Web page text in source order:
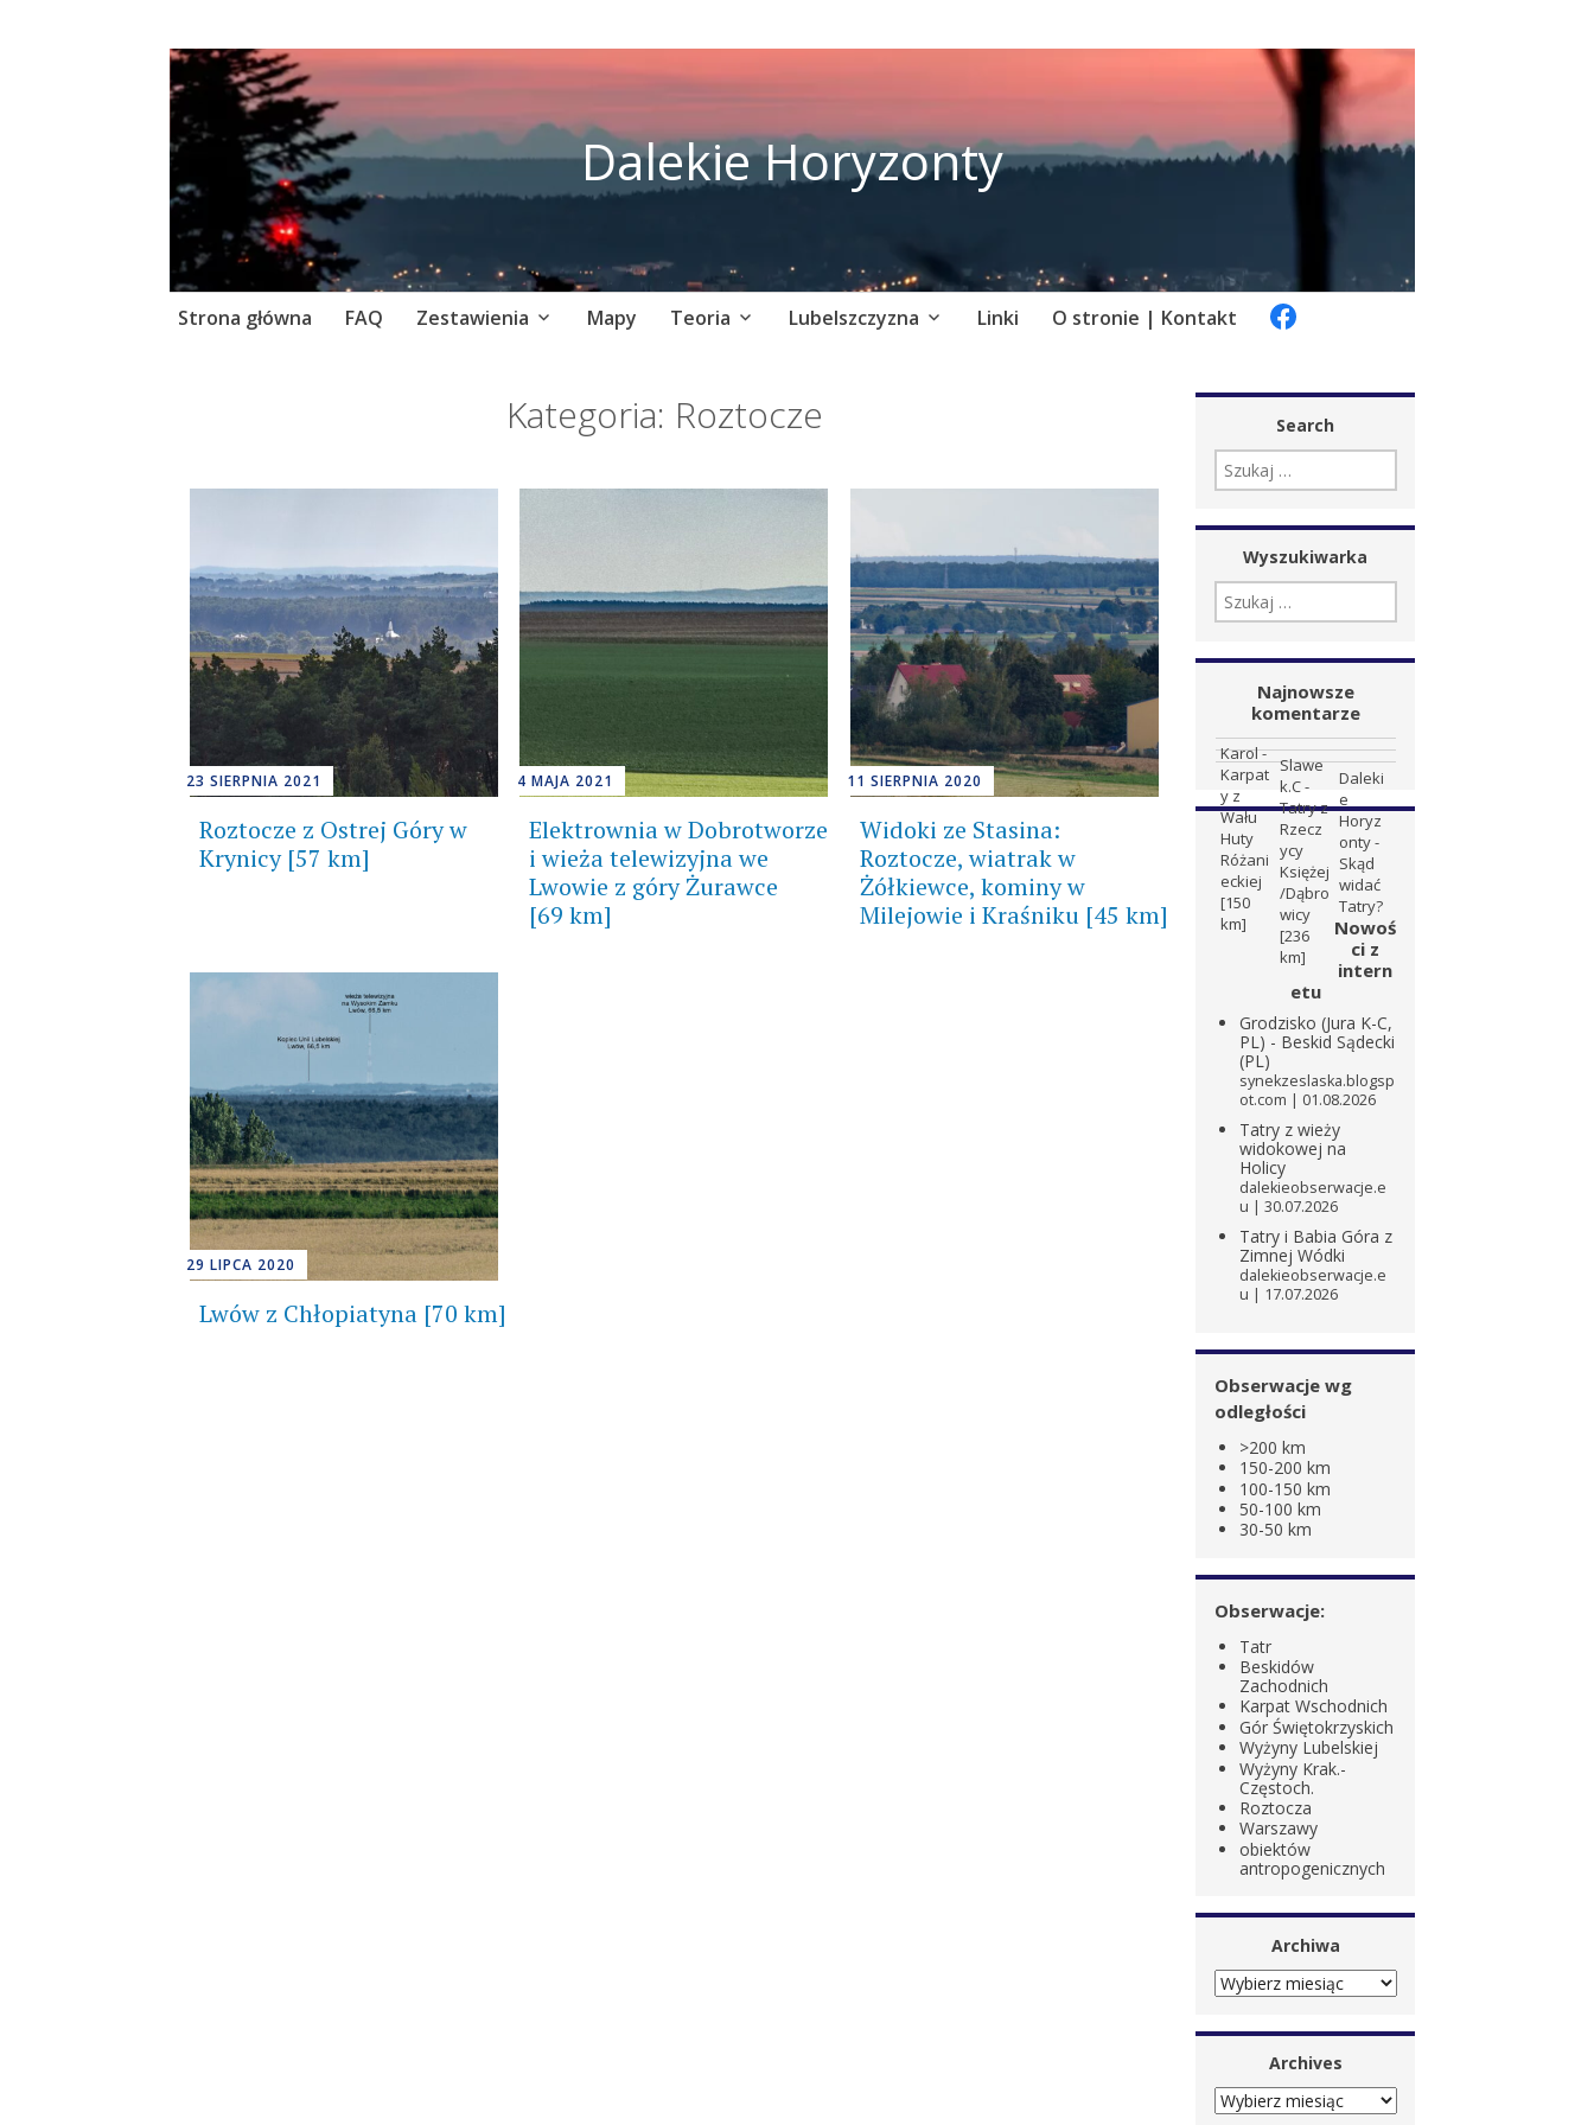
Dalekie Horyzonty
Skip
Strona główna FAQ Zestawienia Mapy Teoria Lubelszczyzna Linki O stronie | Kontakt
Kategoria: Roztocze
23 SIERPNIA 2021
Roztocze z Ostrej Góry w
Krynicy [57 km]
4 MAJA 2021
Elektrownia w Dobrotworze
i wieża telewizyjna we
Lwowie z góry Żurawce
[69 km]
11 SIERPNIA 2020
Widoki ze Stasina:
Roztocze, wiatrak w
Żółkiewce, kominy w
Milejowie i Kraśniku [45 km]
29 LIPCA 2020
Lwów z Chłopiatyna [70 km]
Search
SZUKAJ:
Wyszukiwarka
SZUKAJ:
Najnowsze
komentarze
Karol-
Karpat
y z
Wału
Huty
Różani
eckiej
[150
km]
Slawe
k.C-
Tatry z
Rzecz
ycy
Księżej
/Dąbro
wicy
[236
km]
Daleki
e
Horyz
onty-
Skąd
widać
Tatry?
Nowoś
ci z
intern
etu
Grodzisko (Jura K-C,
PL) - Beskid Sądecki
(PL)
synekzeslaska.blogsp
ot.com
01.08.2026
Tatry z wieży
widokowej na
Holicy
dalekieobserwacje.e
u
30.07.2026
Tatry i Babia Góra z
Zimnej Wódki
dalekieobserwacje.e
u
17.07.2026
Obserwacje wg
odległości
>200 km
150-200 km
100-150 km
50-100 km
30-50 km
Obserwacje:
Tatr
Beskidów
Zachodnich
Karpat Wschodnich
Gór Świętokrzyskich
Wyżyny Lubelskiej
Wyżyny Krak.-
Częstoch.
Roztocza
Warszawy
obiektów
antropogenicznych
Archiwa
ARCHIWA
Archives
ARCHIVES